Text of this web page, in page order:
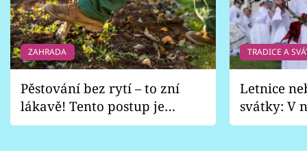
ZAHRADA
Pěstování bez rytí – to zní
lákavě! Tento postup je
vhodný jen pro některé
TRADICE A
Letnice
svátky: V
pondělí